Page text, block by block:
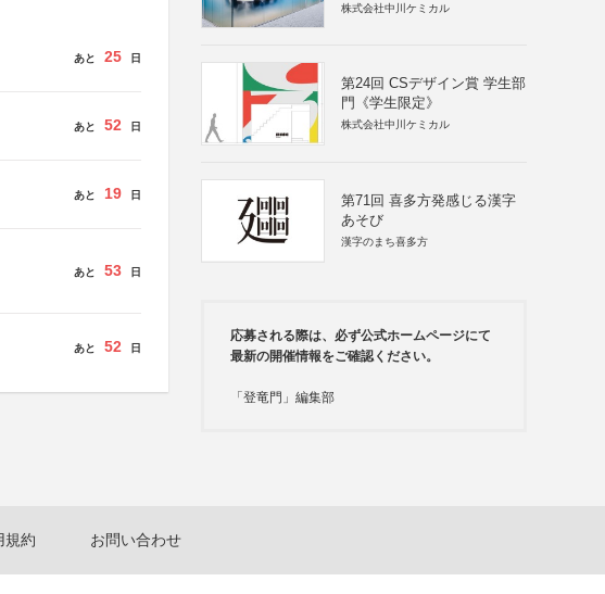
あと 25 日
あと 52 日
あと 19 日
あと 53 日
あと 52 日
株式会社中川ケミカル
第24回 CSデザイン賞 学生部
門《学生限定》
株式会社中川ケミカル
第71回 喜多方発感じる漢字
あそび
漢字のまち喜多方
応募される際は、必ず公式ホームページにて
最新の開催情報をご確認ください。
「登竜門」編集部
規約 お問い合わせ